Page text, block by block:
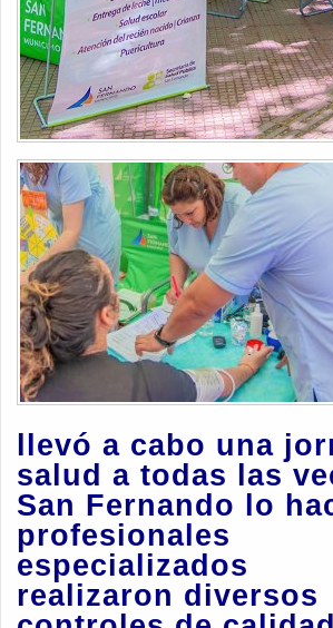
llevó a cabo una
salud a todas las
San Fernando lo
profesionales
especializados
realizaron diversos